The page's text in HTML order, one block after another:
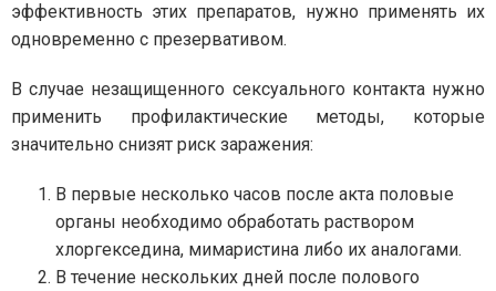
эффективность этих препаратов, нужно применять их
одновременно с презервативом.
В случае незащищенного сексуального контакта нужно
применить профилактические методы, которые
значительно снизят риск заражения:
В первые несколько часов после акта половые
органы необходимо обработать раствором
хлоргекседина, мимаристина либо их аналогами.
В течение нескольких дней после полового